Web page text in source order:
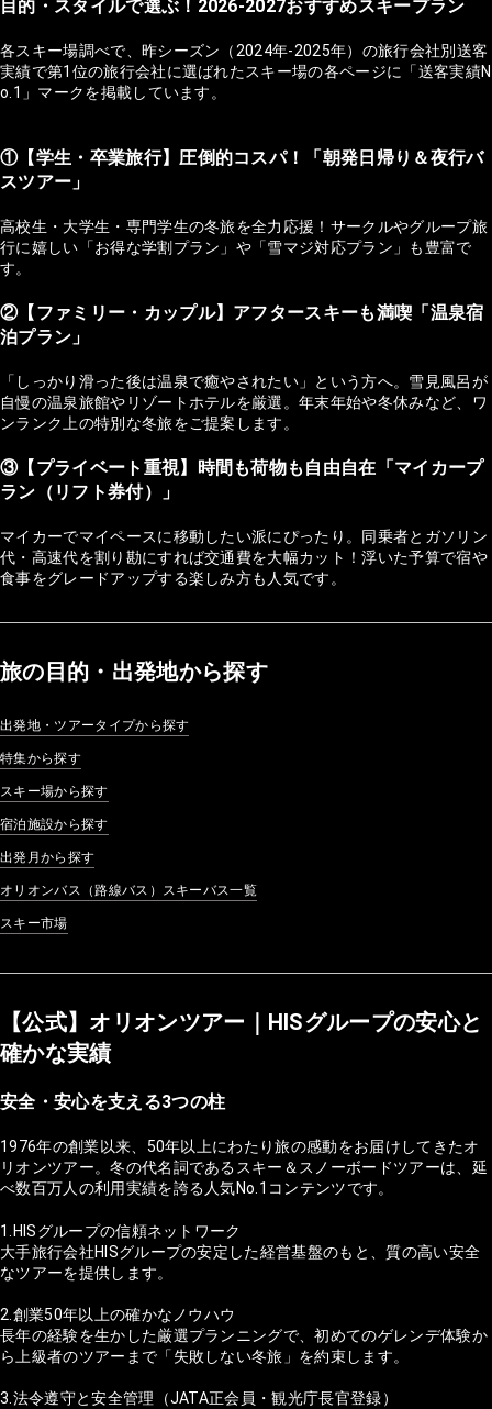
目的・スタイルで選ぶ！2026-2027おすすめスキープラン
各スキー場調べで、昨シーズン（2024年-2025年）の旅行会社別送客
実績で第1位の旅行会社に選ばれたスキー場の各ページに「送客実績N
o.1」マークを掲載しています。
①【学生・卒業旅行】圧倒的コスパ！「朝発日帰り＆夜行バ
スツアー」
高校生・大学生・専門学生の冬旅を全力応援！サークルやグループ旅
行に嬉しい「お得な学割プラン」や「雪マジ対応プラン」も豊富で
す。
②【ファミリー・カップル】アフタースキーも満喫「温泉宿
泊プラン」
「しっかり滑った後は温泉で癒やされたい」という方へ。雪見風呂が
自慢の温泉旅館やリゾートホテルを厳選。年末年始や冬休みなど、ワ
ンランク上の特別な冬旅をご提案します。
③【プライベート重視】時間も荷物も自由自在「マイカープ
ラン（リフト券付）」
マイカーでマイペースに移動したい派にぴったり。同乗者とガソリン
代・高速代を割り勘にすれば交通費を大幅カット！浮いた予算で宿や
食事をグレードアップする楽しみ方も人気です。
旅の目的・出発地から探す
出発地・ツアータイプから探す
特集から探す
スキー場から探す
宿泊施設から探す
出発月から探す
オリオンバス（路線バス）スキーバス一覧
スキー市場
【公式】オリオンツアー｜HISグループの安心と
確かな実績
安全・安心を支える3つの柱
1976年の創業以来、50年以上にわたり旅の感動をお届けしてきたオ
リオンツアー。冬の代名詞であるスキー＆スノーボードツアーは、延
べ数百万人の利用実績を誇る人気No.1コンテンツです。
1.HISグループの信頼ネットワーク
大手旅行会社HISグループの安定した経営基盤のもと、質の高い安全
なツアーを提供します。
2.創業50年以上の確かなノウハウ
長年の経験を生かした厳選プランニングで、初めてのゲレンデ体験か
ら上級者のツアーまで「失敗しない冬旅」を約束します。
3.法令遵守と安全管理（JATA正会員・観光庁長官登録）